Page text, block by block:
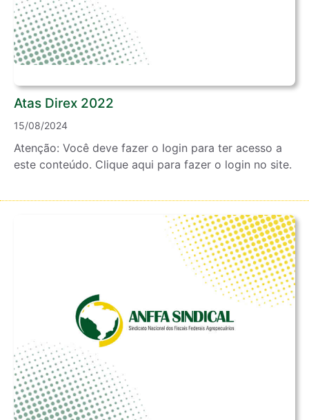
Atas Direx 2022
15/08/2024
Atenção: Você deve fazer o login para ter acesso a
este conteúdo. Clique aqui para fazer o login no site.